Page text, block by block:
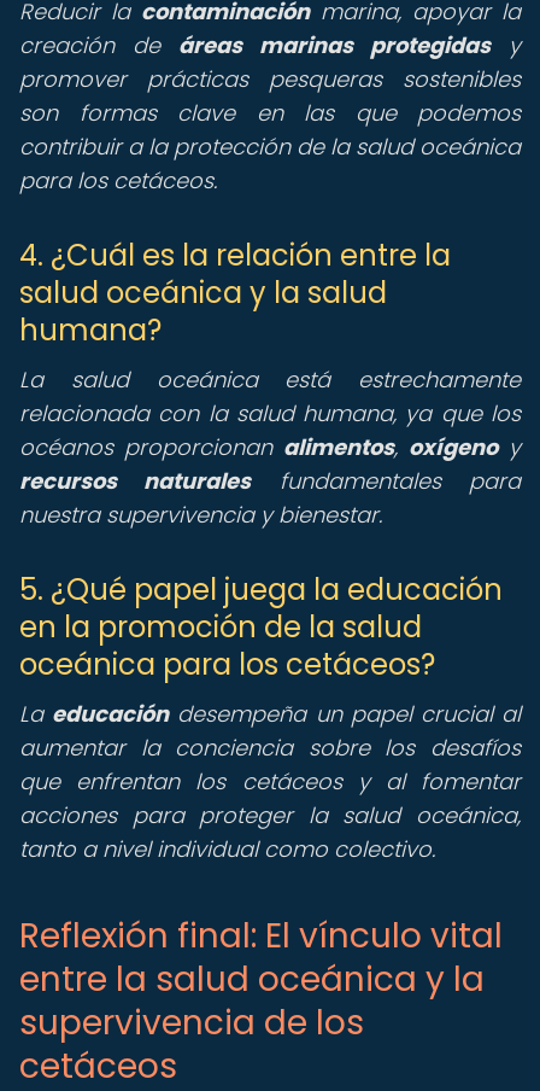
Reducir la contaminaciónmarina, apoyar la
creación de áreas marinas protegidasy
promover prácticas pesqueras sostenibles
son formas clave en las que podemos
contribuir a la protección de la salud oceánica
para los cetáceos.
4. ¿Cuál es la relación entre la
salud oceánica y la salud
humana?
La salud oceánica está estrechamente
relacionada con la salud humana, ya que los
océanos proporcionan alimentos, oxígenoy
recursos naturalesfundamentales para
nuestra supervivencia y bienestar.
5. ¿Qué papel juega la educación
en la promoción de la salud
oceánica para los cetáceos?
La educacióndesempeña un papel crucial al
aumentar la conciencia sobre los desafíos
que enfrentan los cetáceos y al fomentar
acciones para proteger la salud oceánica,
tanto a nivel individual como colectivo.
Reflexión final: El vínculo vital
entre la salud oceánica y la
supervivencia de los
cetáceos